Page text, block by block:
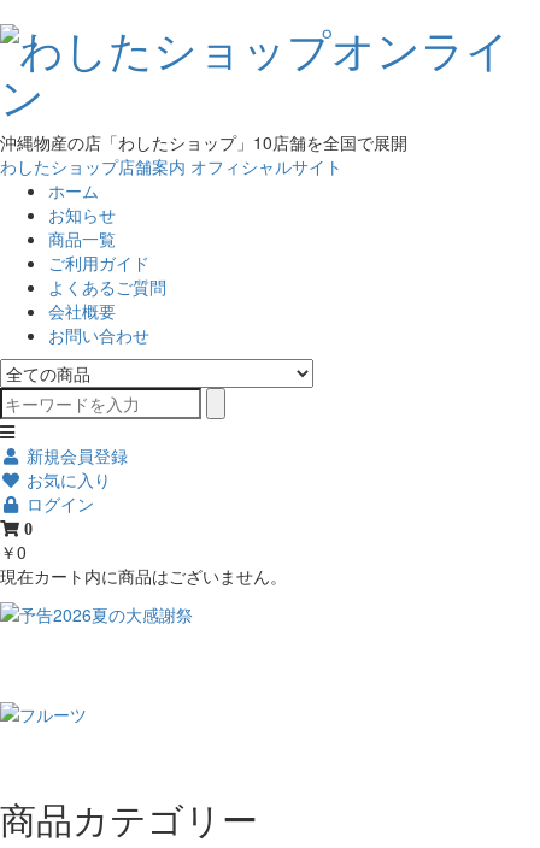
沖縄物産の店「わしたショップ」10店舗を全国で展開
わしたショップ店舗案内 オフィシャルサイト
ホーム
お知らせ
商品一覧
ご利用ガイド
よくあるご質問
会社概要
お問い合わせ
新規会員登録
お気に入り
ログイン
0
￥0
現在カート内に商品はございません。
商品カテゴリー